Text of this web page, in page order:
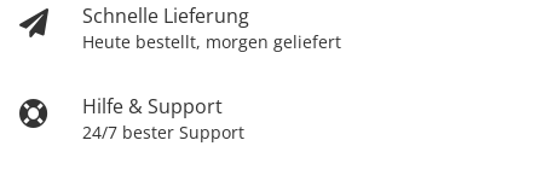
Schnelle Lieferung
Heute bestellt, morgen geliefert
Hilfe & Support
24/7 bester Support